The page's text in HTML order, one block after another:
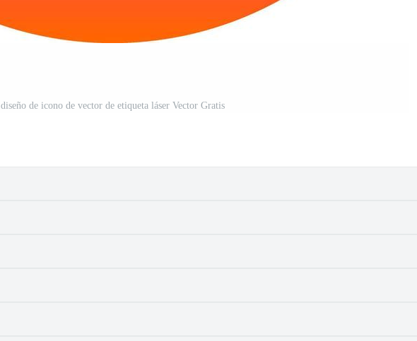
diseño de icono de vector de etiqueta láser Vector Gratis